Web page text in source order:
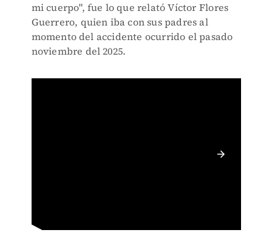
mi cuerpo", fue lo que relató Víctor Flores
Guerrero, quien iba con sus padres al
momento del accidente ocurrido el pasado
noviembre del 2025.